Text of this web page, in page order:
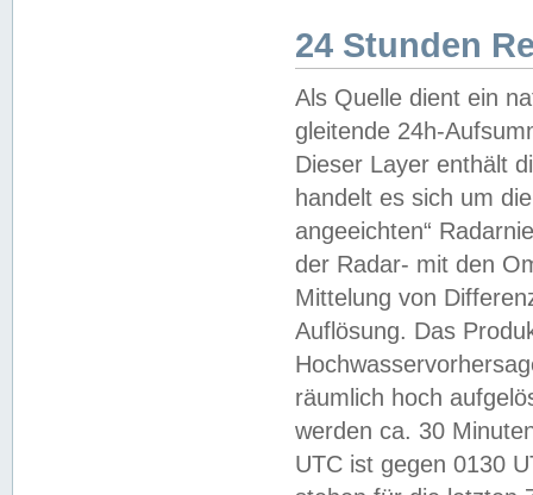
24 Stunden
Als Quelle dient ein
gleitende 24h-
Dieser Layer enthält
handelt es sich um
angeeichten“
der Radar- mit den
Mittelung von
Auflösung. Das
räumlich hoch
werden ca. 30
UTC ist gegen 0130